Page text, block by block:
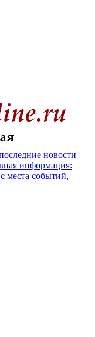
новости
информация:
места событий,